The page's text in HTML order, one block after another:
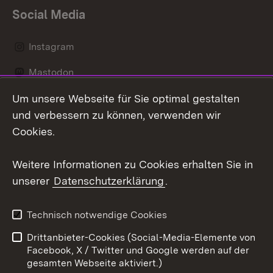
Social Media
Instagram
Mastodon
Messenger
Kontakt
Impressum
Cookies
Um unsere Webseite für Sie optimal gestalten
und verbessern zu können, verwenden wir
Cookies.
Weitere Informationen zu Cookies erhalten Sie in
unserer Datenschutzerklärung.
Technisch notwendige Cookies
Drittanbieter-Cookies (Social-Media-Elemente von
Facebook, X / Twitter und Google werden auf der
gesamten Webseite aktiviert.)